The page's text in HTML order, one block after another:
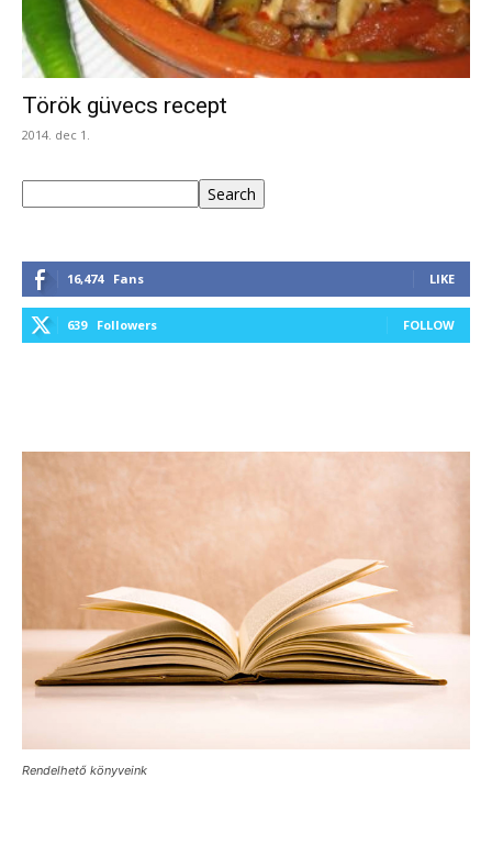
Török güvecs recept
2014. dec 1.
Search
16,474 Fans LIKE
639 Followers FOLLOW
Rendelhető könyveink